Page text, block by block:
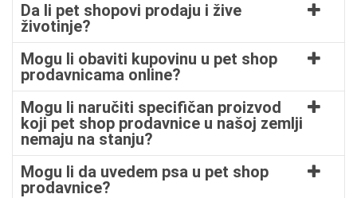
Da li pet shopovi prodaju i žive
životinje?
Mogu li obaviti kupovinu u pet shop
prodavnicama online?
Mogu li naručiti specifičan proizvod
koji pet shop prodavnice u našoj zemlji
nemaju na stanju?
Mogu li da uvedem psa u pet shop
prodavnice?